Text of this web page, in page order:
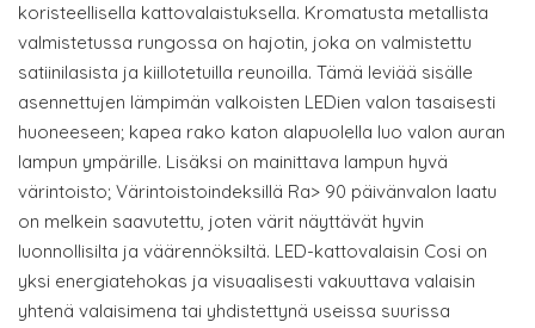
koristeellisella kattovalaistuksella. Kromatusta metallista
valmistetussa rungossa on hajotin, joka on valmistettu
satiinilasista ja kiillotetuilla reunoilla. Tämä leviää sisälle
asennettujen lämpimän valkoisten LEDien valon tasaisesti
huoneeseen; kapea rako katon alapuolella luo valon auran
lampun ympärille. Lisäksi on mainittava lampun hyvä
värintoisto; Värintoistoindeksillä Ra> 90 päivänvalon laatu
on melkein saavutettu, joten värit näyttävät hyvin
luonnollisilta ja väärennöksiltä. LED-kattovalaisin Cosi on
yksi energiatehokas ja visuaalisesti vakuuttava valaisin
yhtenä valaisimena tai yhdistettynä useissa suurissa